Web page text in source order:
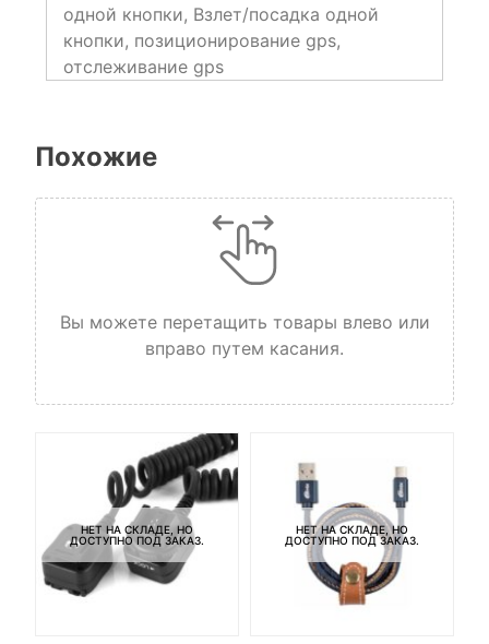
одной кнопки, Взлет/посадка одной
кнопки, позиционирование gps,
отслеживание gps
Похожие
Вы можете перетащить товары влево или
вправо путем касания.
НЕТ НА СКЛАДЕ, НО
ДОСТУПНО ПОД ЗАКАЗ.
НЕТ НА СКЛАДЕ, НО
ДОСТУПНО ПОД ЗАКАЗ.